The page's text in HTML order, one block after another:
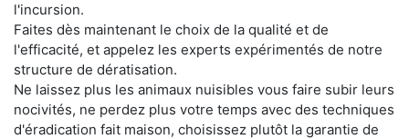
l'incursion.
Faites dès maintenant le choix de la qualité et de
l'efficacité, et appelez les experts expérimentés de notre
structure de dératisation.
Ne laissez plus les animaux nuisibles vous faire subir leurs
nocivités, ne perdez plus votre temps avec des techniques
d'éradication fait maison, choisissez plutôt la garantie de